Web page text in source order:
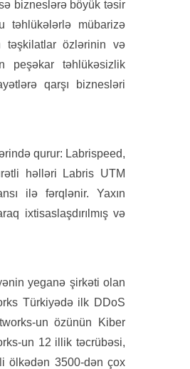
bizneslərə böyük təsir
təhlükələrlə mübarizə
təşkilatlar özlərinin və
peşəkar təhlükəsizlik
qarşı biznesləri
qurur: Labrispeed,
həlləri Labris UTM
ilə fərqlənir. Yaxın
ixtisaslaşdırılmış və
yeganə şirkəti olan
Türkiyədə ilk DDoS
un özünün Kiber
un 12 illik təcrübəsi,
ölkədən 3500-dən çox